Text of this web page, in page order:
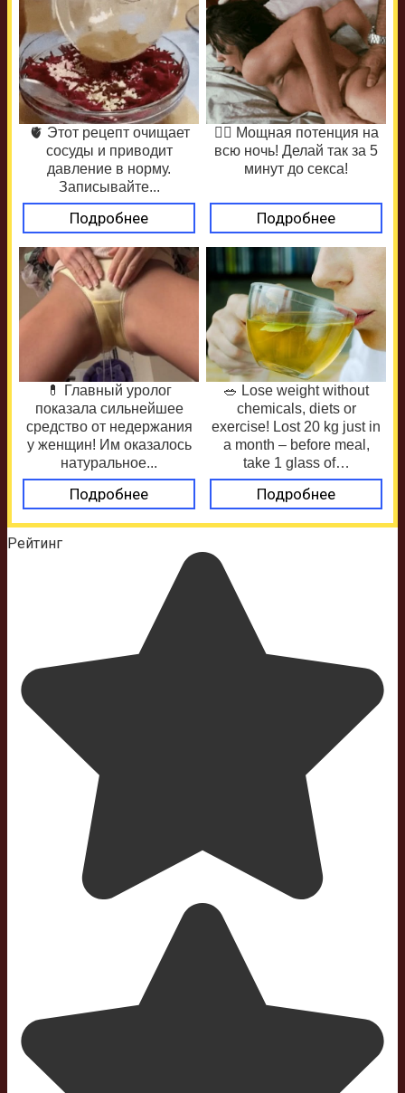
🫀 Этот рецепт очищает
сосуды и приводит
давление в норму.
Записывайте...
Подробнее
❤️‍🔥 Мощная потенция на
всю ночь! Делай так за 5
минут до секса!
Подробнее
💊 Главный уролог
показала сильнейшее
средство от недержания
у женщин! Им оказалось
натуральное...
Подробнее
🥗 Lose weight without
chemicals, diets or
exercise! Lost 20 kg just in
a month – before meal,
take 1 glass of…
Подробнее
Рейтинг